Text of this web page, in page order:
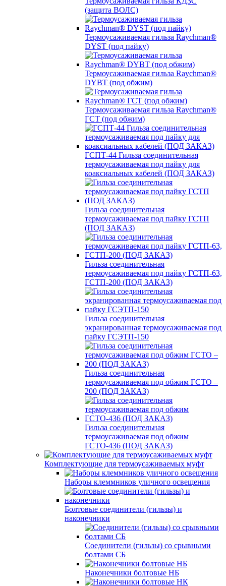
(защита ВОЛС)
Термоусаживаемая гильза Raychman®
DYST (под пайку)
Термоусаживаемая гильза Raychman®
DYBT (под обжим)
Термоусаживаемая гильза Raychman®
ГСТ (под обжим)
ГСПТ-44 Гильза соединительная
термоусаживаемая под пайку для
коаксиальных кабелей (ПОД ЗАКАЗ)
Гильза соединительная
термоусаживаемая под пайку ГСТП
(ПОД ЗАКАЗ)
Гильза соединительная
термоусаживаемая под пайку ГСТП-63,
ГСТП-200 (ПОД ЗАКАЗ)
Гильза соединительная
экранированная термоусаживаемая под
пайку ГСЭТП-150
Гильза соединительная
термоусаживаемая под обжим ГСТО –
200 (ПОД ЗАКАЗ)
Гильза соединительная
термоусаживаемая под обжим
ГСТО-436 (ПОД ЗАКАЗ)
Комплектующие для термоусаживаемых муфт
Наборы клеммников уличного освещения
Болтовые соединители (гильзы) и
наконечники
Соединители (гильзы) со срывными
болтами СБ
Наконечники болтовые НБ